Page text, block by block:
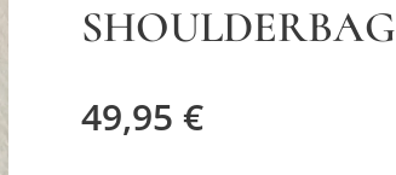
SHOULDERBAG
49,95 €